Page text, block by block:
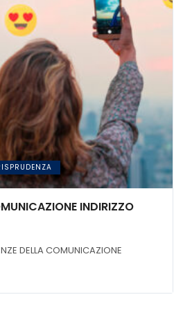
INDIRIZZO
DELLA COMUNICAZIONE